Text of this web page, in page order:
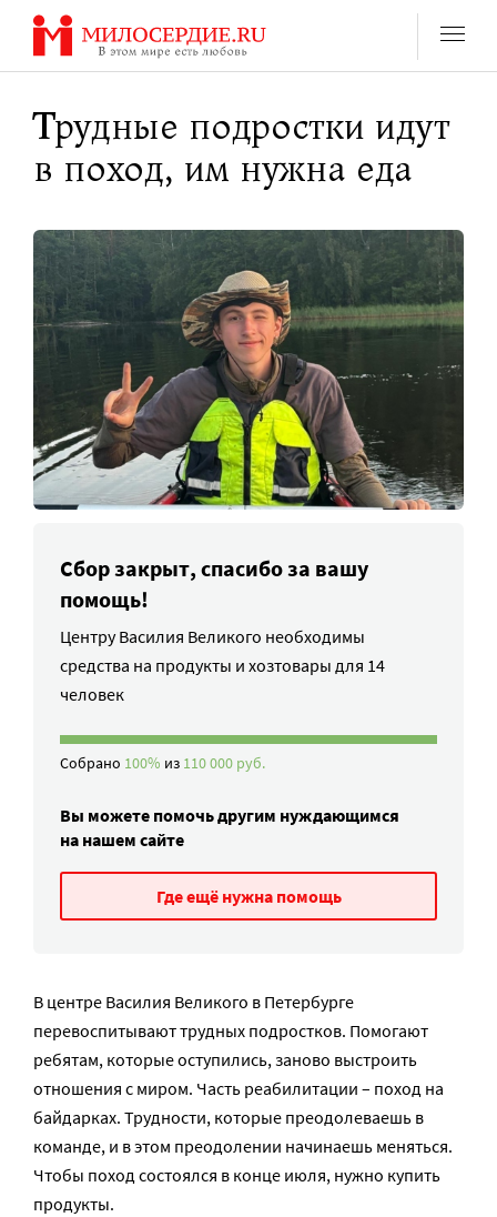
Перейти
содержанию
Трудные подростки идут
в поход, им нужна еда
Сбор закрыт, спасибо за вашу
помощь!
Центру Василия Великого необходимы
средства на продукты и хозтовары для 14
человек
Собрано 100% из 110 000 руб.
Вы можете помочь другим нуждающимся
на нашем сайте
Где ещё нужна помощь
В центре Василия Великого в Петербурге
перевоспитывают трудных подростков. Помогают
ребятам, которые оступились, заново выстроить
отношения с миром. Часть реабилитации – поход на
байдарках. Трудности, которые преодолеваешь в
команде, и в этом преодолении начинаешь меняться.
Чтобы поход состоялся в конце июля, нужно купить
продукты.